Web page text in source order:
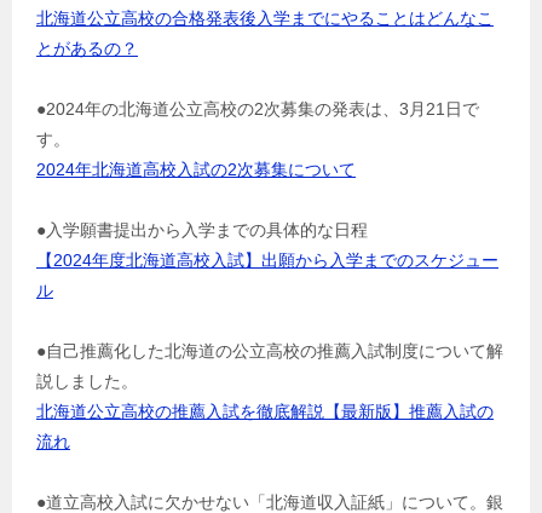
北海道公立高校の合格発表後入学までにやることはどんなこ
とがあるの？
●2024年の北海道公立高校の2次募集の発表は、3月21日で
す。
2024年北海道高校入試の2次募集について
●入学願書提出から入学までの具体的な日程
【2024年度北海道高校入試】出願から入学までのスケジュー
ル
●自己推薦化した北海道の公立高校の推薦入試制度について解
説しました。
北海道公立高校の推薦入試を徹底解説【最新版】推薦入試の
流れ
●道立高校入試に欠かせない「北海道収入証紙」について。銀